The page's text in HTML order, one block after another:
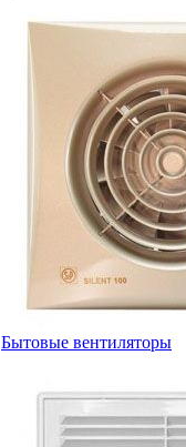
Бытовые вентиляторы